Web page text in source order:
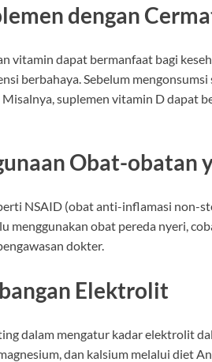
dengan
vitamin dapat bermanfaat bagi
berbahaya. Sebelum
suplemen vitamin D dapat
Obat-obatan
NSAID (obat anti-inflamasi non-
menggunakan obat pereda nyeri,
dokter.
Elektrolit
dalam mengatur kadar elektrolit
dan kalsium melalui diet